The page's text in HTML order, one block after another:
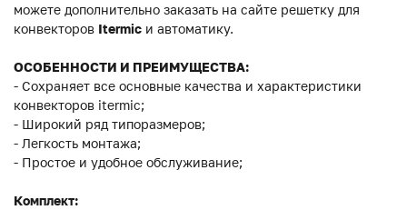
можете дополнительно заказать на сайте решетку для
конвекторов Itermic и автоматику.
ОСОБЕННОСТИ И ПРЕИМУЩЕСТВА:
- Сохраняет все основные качества и характеристики
конвекторов itermic;
- Широкий ряд типоразмеров;
- Легкость монтажа;
- Простое и удобное обслуживание;
Комплект: